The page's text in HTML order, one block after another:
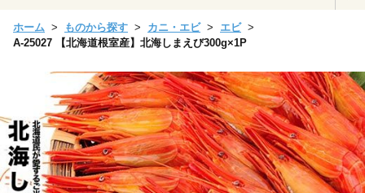
ホーム ものから探す カニ・エビ
エビ
A-25027 【北海道根室産】北海しまえび300g×1P